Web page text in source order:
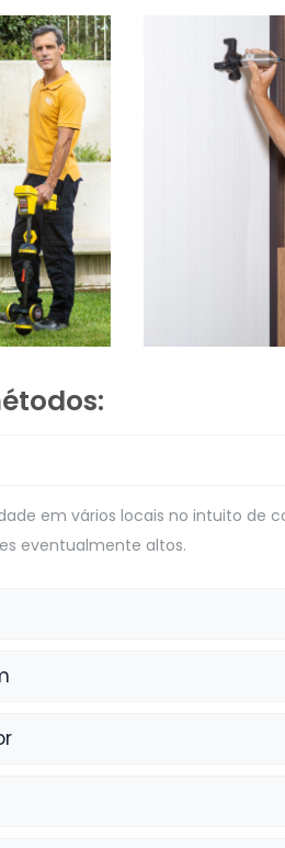
em vários locais no intuito de
eventualmente altos.